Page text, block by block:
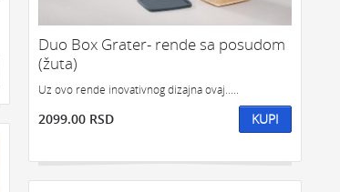
Duo Box Grater- rende sa posudom
(žuta)
Uz ovo rende inovativnog dizajna ovaj.....
2099.00 RSD KUPI